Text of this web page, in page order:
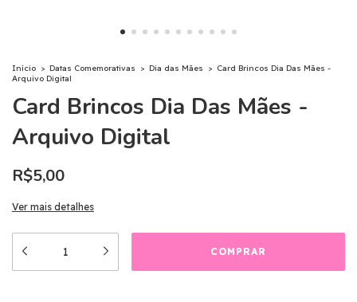
Início > Datas Comemorativas > Dia das Mães > Card Brincos Dia Das Mães -
Arquivo Digital
Card Brincos Dia Das Mães -
Arquivo Digital
R$5,00
Ver mais detalhes